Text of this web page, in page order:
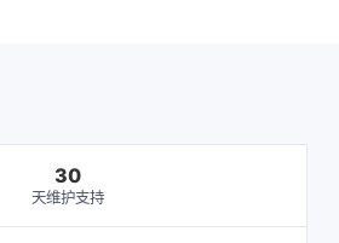
30
天维护支持